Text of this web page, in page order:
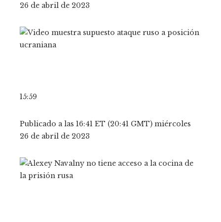
26 de abril de 2023
15:59
Publicado a las 16:41 ET (20:41 GMT) miércoles
26 de abril de 2023